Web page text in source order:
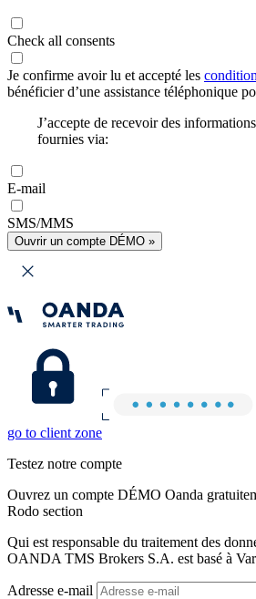
Check all consents
Je confirme avoir lu et accepté les
bénéficier d’une assistance téléphonique
J’accepte de recevoir des
fournies via:
E-mail
SMS/MMS
Ouvrir un compte DÉMO »
go to client zone
Testez notre compte
Ouvrez un compte DÉMO Oanda
Rodo section
Qui est responsable du traitement des
OANDA TMS Brokers S.A. est basé à
Adresse e-mail